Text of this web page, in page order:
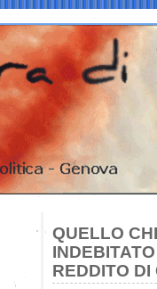
QUELLO
REDDITO